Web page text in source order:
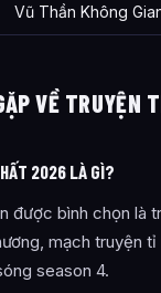
Vũ Thần Không
VỀ TRUYỆN
2026 LÀ GÌ?
được bình chọn là
mạch truyện tỉ
season 4.